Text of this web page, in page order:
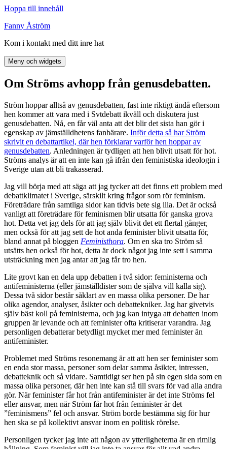
Hoppa till innehåll
Fanny Åström
Kom i kontakt med ditt inre hat
Meny och widgets
Om Ströms avhopp från genusdebatten.
Ström hoppar alltså av genusdebatten, fast inte riktigt ändå eftersom
hen kommer att vara med i Svtdebatt ikväll och diskutera just
genusdebatten. Nå, en får väl anta att det blir det sista han gör i
egenskap av jämställdhetens fanbärare. Inför detta så har Ström
skrivit en debattartikel, där hen förklarar varför hen hoppar av
genusdebatten. Anledningen är tydligen att hen blivit utsatt för hot.
Ströms analys är att en inte kan gå ifrån den feministiska ideologin i
Sverige utan att bli trakasserad.
Jag vill börja med att säga att jag tycker att det finns ett problem med
debattklimatet i Sverige, särskilt kring frågor som rör feminism.
Företrädare från samtliga sidor kan tidvis bete sig illa. Det är också
vanligt att företrädare för feminismen blir utsatta för ganska grova
hot. Detta vet jag dels för att jag själv blivit det ett flertal gånger,
men också för att jag sett de hot anda feminister blivit utsatta för,
bland annat på bloggen Feministhora. Om en ska tro Ström så
utsätts hen också för hot, detta är dock något jag inte sett i samma
utsträckning men jag antar att jag får tro hen.
Lite grovt kan en dela upp debatten i två sidor: feministerna och
antifeministerna (eller jämställdister som de själva vill kalla sig).
Dessa två sidor består såklart av en massa olika personer. De har
olika agendor, analyser, åsikter och debattekniker. Jag har givetvis
själv bäst koll på feministerna, och jag kan intyga att debatten inom
gruppen är levande och att feminister ofta kritiserar varandra. Jag
personligen debatterar betydligt mycket mer med feminister än
antifeminister.
Problemet med Ströms resonemang är att att hen ser feminister som
en enda stor massa, personer som delar samma åsikter, intressen,
debatteknik och så vidare. Samtidigt ser hen på sin egen sida som en
massa olika personer, där hen inte kan stå till svars för vad alla andra
gör. När feminister får hot från antifeminister är det inte Ströms fel
eller ansvar, men när Ström får hot från feminister är det
”feminismens” fel och ansvar. Ström borde bestämma sig för hur
hen ska se på kollektivt ansvar inom en politisk rörelse.
Personligen tycker jag inte att någon av ytterligheterna är en rimlig